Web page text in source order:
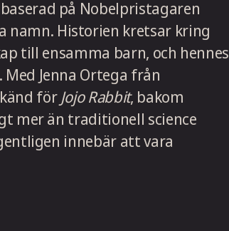
baserad på Nobelpristagaren
namn. Historien kretsar kring
till ensamma barn, och hennes
Jenna Ortega från
för Jojo Rabbit, bakom
mer än traditionell science
innebär att vara